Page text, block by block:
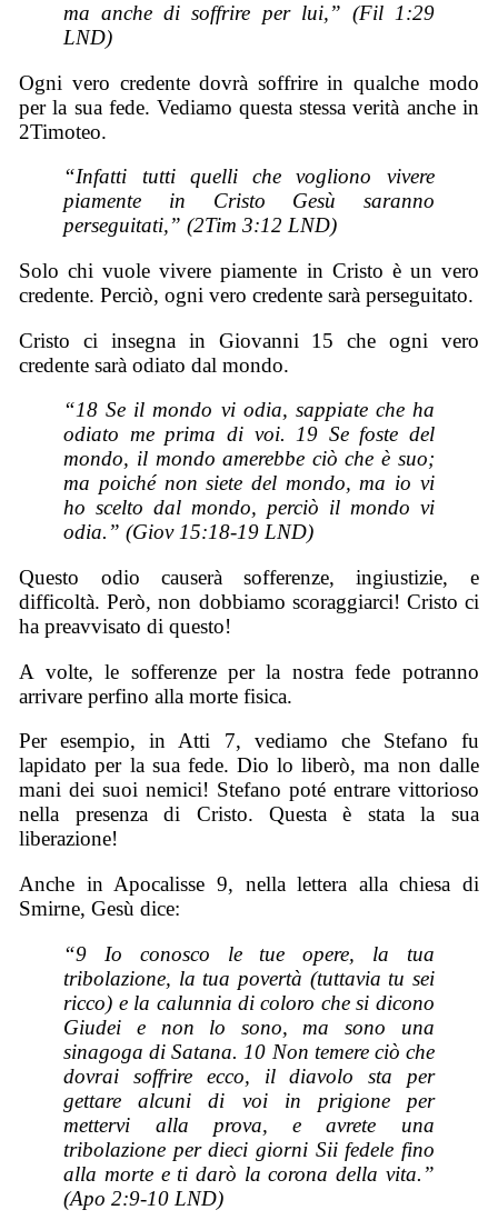
ma anche di soffrire per lui,” (Fil 1:29
LND)
Ogni vero credente dovrà soffrire in qualche modo
per la sua fede. Vediamo questa stessa verità anche in
2Timoteo.
“Infatti tutti quelli che vogliono vivere
piamente in Cristo Gesù saranno
perseguitati,” (2Tim 3:12 LND)
Solo chi vuole vivere piamente in Cristo è un vero
credente. Perciò, ogni vero credente sarà perseguitato.
Cristo ci insegna in Giovanni 15 che ogni vero
credente sarà odiato dal mondo.
“18 Se il mondo vi odia, sappiate che ha
odiato me prima di voi. 19 Se foste del
mondo, il mondo amerebbe ciò che è suo;
ma poiché non siete del mondo, ma io vi
ho scelto dal mondo, perciò il mondo vi
odia.” (Giov 15:18-19 LND)
Questo odio causerà sofferenze, ingiustizie, e
difficoltà. Però, non dobbiamo scoraggiarci! Cristo ci
ha preavvisato di questo!
A volte, le sofferenze per la nostra fede potranno
arrivare perfino alla morte fisica.
Per esempio, in Atti 7, vediamo che Stefano fu
lapidato per la sua fede. Dio lo liberò, ma non dalle
mani dei suoi nemici! Stefano poté entrare vittorioso
nella presenza di Cristo. Questa è stata la sua
liberazione!
Anche in Apocalisse 9, nella lettera alla chiesa di
Smirne, Gesù dice:
“9 Io conosco le tue opere, la tua
tribolazione, la tua povertà (tuttavia tu sei
ricco) e la calunnia di coloro che si dicono
Giudei e non lo sono, ma sono una
sinagoga di Satana. 10 Non temere ciò che
dovrai soffrire ecco, il diavolo sta per
gettare alcuni di voi in prigione per
mettervi alla prova, e avrete una
tribolazione per dieci giorni Sii fedele fino
alla morte e ti darò la corona della vita.”
(Apo 2:9-10 LND)